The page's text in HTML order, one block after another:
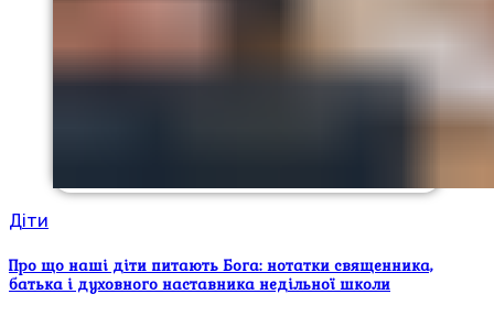
Діти
Про що наші діти питають Бога: нотатки священника,
батька і духовного наставника недільної школи